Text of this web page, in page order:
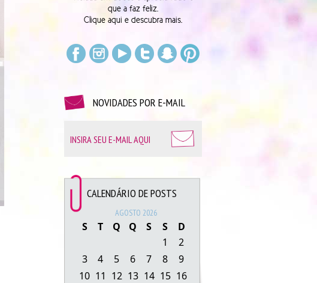
que a faz feliz.
Clique aqui e descubra mais.
NOVIDADES POR E-MAIL
CALENDÁRIO DE POSTS
AGOSTO 2026
S T Q Q S S
D
1
2
3
4 5 6 7 8
9
10 11 12 13 14 15 16